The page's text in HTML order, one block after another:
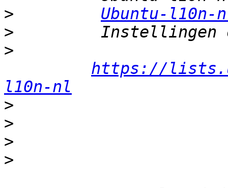
>
Ubuntu-
>
>
https://
l10n-nl
>
>
>
>